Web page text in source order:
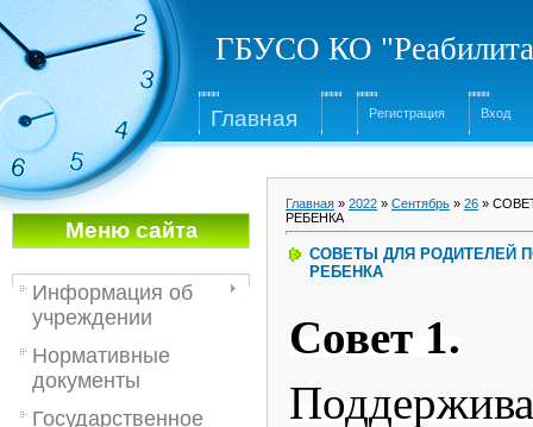
ГБУСО КО
Главная Регистрация Вход
Меню сайта
Информация об
учреждении
Нормативные
документы
Государственное
Главная » 2022 » Сентябрь » 26 »
РЕБЕНКА
СОВЕТЫ ДЛЯ РОДИТЕЛЕЙ
РЕБЕНКА
Совет 1.